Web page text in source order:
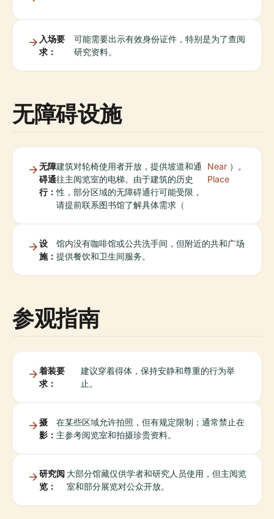
入场要
求：
可能需要出示有效身份证件，特别是为了查阅
研究资料。
无障碍设施
无障
碍通
行：
建筑对轮椅使用者开放，提供坡道和通
往主阅览室的电梯。由于建筑的历史
性，部分区域的无障碍通行可能受限，
请提前联系图书馆了解具体需求（
Near
Place
）。
设
施：
馆内没有咖啡馆或公共洗手间，但附近的共和广场
提供餐饮和卫生间服务。
参观指南
着装要
求：
建议穿着得体，保持安静和尊重的行为举
止。
摄
影：
在某些区域允许拍照，但有规定限制；通常禁止在
主参考阅览室和拍摄珍贵资料。
研究阅
览：
大部分馆藏仅供学者和研究人员使用，但主阅览
室和部分展览对公众开放。